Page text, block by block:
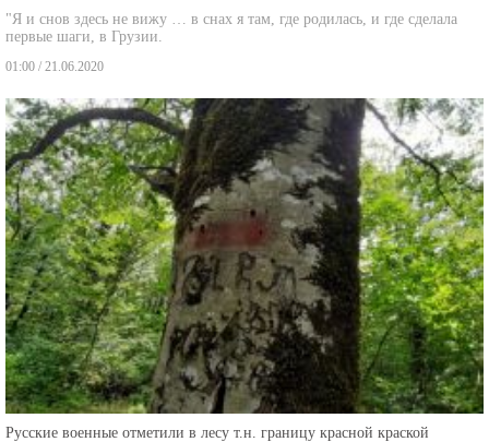
"Я и снов здесь не вижу … в снах я там, где родилась, и где сделала
первые шаги, в Грузии.
01:00 / 21.06.2020
Русские военные отметили в лесу т.н. границу красной краской